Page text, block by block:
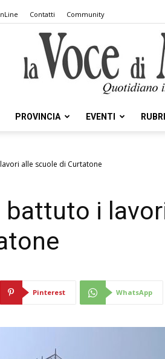
Contatti Community
PROVINCIA EVENTI
alle scuole di Curtatone
battuto i
Pinterest WhatsApp